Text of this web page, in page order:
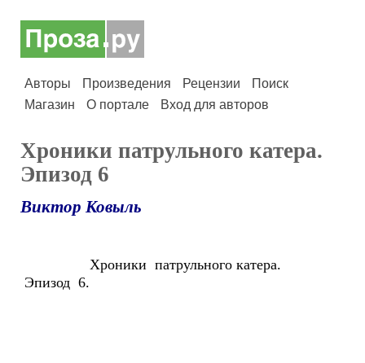
Авторы Произведения Рецензии
Поиск
Магазин
О портале Вход для авторов
Хроники патрульного катера.
Эпизод 6
Виктор Ковыль
Хроники патрульного катера.
Эпизод 6.